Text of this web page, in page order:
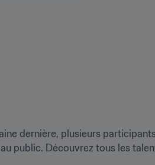
dernière, plusieurs
public. Découvrez tous les